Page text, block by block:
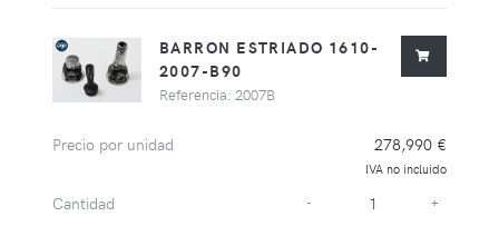
BARRON ESTRIADO 1610-
2007-B90
Referencia: 2007B
Precio por unidad 278,990 €
IVA no incluido
Cantidad - +